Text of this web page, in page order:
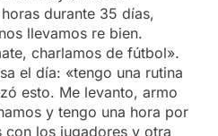
durante 35 días,
llevamos re bien.
charlamos de fútbol».
el día: «tengo una rutina
esto. Me levanto, armo
y tengo una hora por
con los jugadores y otra